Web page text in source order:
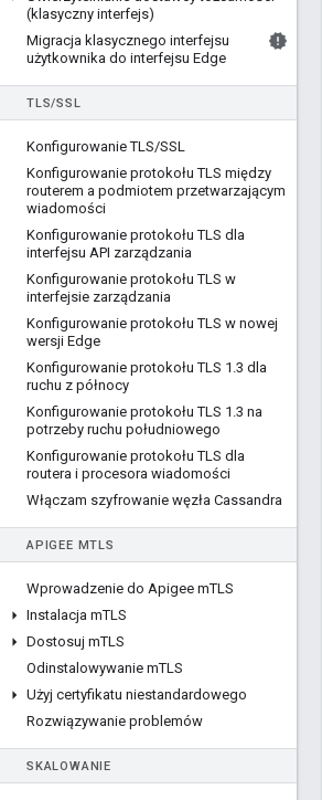
(klasyczny interfejs)
Migracja klasycznego interfejsu
użytkownika do interfejsu Edge
TLS/SSL
Konfigurowanie TLS/SSL
Konfigurowanie protokołu TLS między
routerem a podmiotem przetwarzającym
wiadomości
Konfigurowanie protokołu TLS dla
interfejsu API zarządzania
Konfigurowanie protokołu TLS w
interfejsie zarządzania
Konfigurowanie protokołu TLS w nowej
wersji Edge
Konfigurowanie protokołu TLS 1 .3 dla
ruchu z północy
Konfigurowanie protokołu TLS 1 .3 na
potrzeby ruchu południowego
Konfigurowanie protokołu TLS dla
routera i procesora wiadomości
Włączam szyfrowanie węzła Cassandra
APIGEE MTLS
Wprowadzenie do Apigee mTLS
Instalacja mTLS
Dostosuj mTLS
Odinstalowywanie mTLS
Użyj certyfikatu niestandardowego
Rozwiązywanie problemów
SKALOWANIE